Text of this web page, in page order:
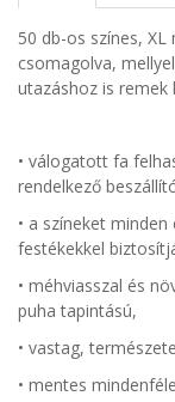
50 db-os színes,
csomagolva,
utazáshoz is remek
• válogatott fa
rendelkező
• a színeket minden
festékekkel
• méhviasszal és
puha tapintású,
• vastag,
• mentes